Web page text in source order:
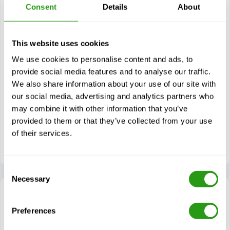
Consent Details About
This website uses cookies
We use cookies to personalise content and ads, to
provide social media features and to analyse our traffic.
We also share information about your use of our site with
our social media, advertising and analytics partners who
may combine it with other information that you’ve
provided to them or that they’ve collected from your use
of their services.
Selection
Necessary
Preferences
Modules
Vereisten voor tuigage
Uitrusting voor tuigage
Tuigtechniek
Luchtsleper
Veiligheid van tuigage
Praktische beoordeling